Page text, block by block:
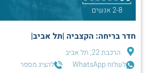
2-8 אנשים
חדר בריחה: הקצביה |תל אביב|
הרכבת 22, תל אביב
לשלוח WhatsApp
להציג מספר